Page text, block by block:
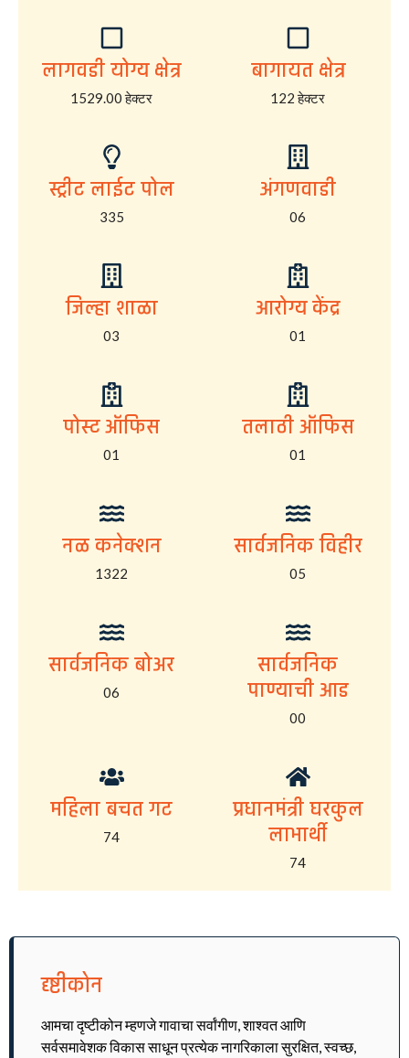
लागवडी योग्य क्षेत्र
1529.00 हेक्टर
बागायत क्षेत्र
122 हेक्टर
स्ट्रीट लाईट पोल
335
अंगणवाडी
06
जिल्हा शाळा
03
आरोग्य केंद्र
01
पोस्ट ऑफिस
01
तलाठी ऑफिस
01
नळ कनेक्शन
1322
सार्वजनिक विहीर
05
सार्वजनिक बोअर
06
सार्वजनिक
पाण्याची आड
00
महिला बचत गट
74
प्रधानमंत्री घरकुल
लाभार्थी
74
दृष्टीकोन
आमचा दृष्टीकोन म्हणजे गावाचा सर्वांगीण, शाश्वत आणि
सर्वसमावेशक विकास साधून प्रत्येक नागरिकाला सुरक्षित, स्वच्छ,